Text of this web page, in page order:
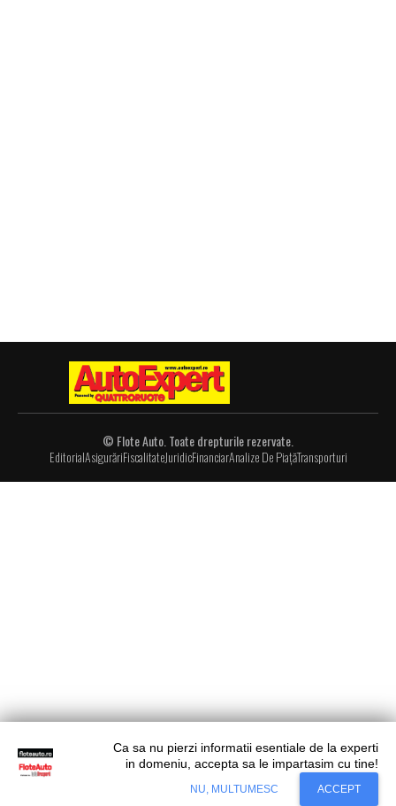
© Flote Auto. Toate drepturile rezervate.
EditorialAsigurăriFiscalitateJuridicFinanciarAnalize De PiațăTransporturi
Situl nostru utilizeaza cookies. Ce inseamna
Accept
Ca sa nu pierzi informatii esentiale de la experti
in domeniu, accepta sa le impartasim cu tine!
NU, MULTUMESC ACCEPT